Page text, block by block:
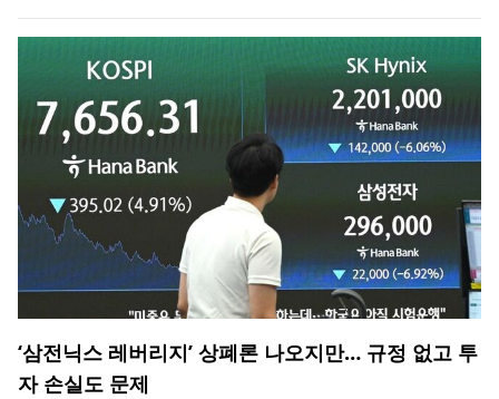
‘삼전닉스 레버리지’ 상폐론 나오지만… 규정 없고 투
자 손실도 문제